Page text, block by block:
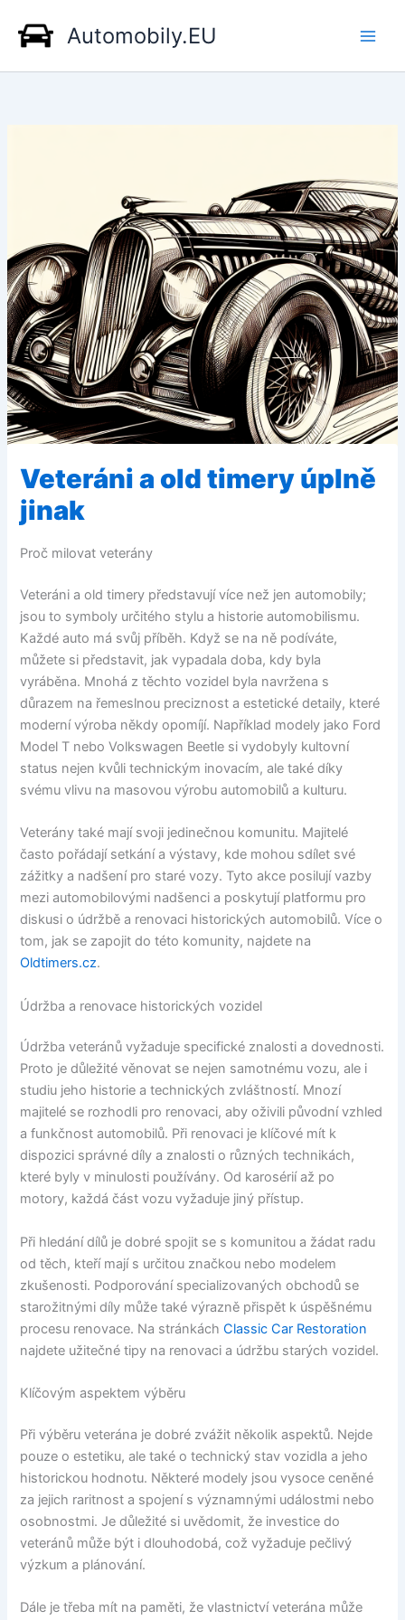
obsah
Automobily.EU
Veteráni a old timery úplně
jinak
Proč milovat veterány
Veteráni a old timery představují více než jen automobily;
jsou to symboly určitého stylu a historie automobilismu.
Každé auto má svůj příběh. Když se na ně podíváte,
můžete si představit, jak vypadala doba, kdy byla
vyráběna. Mnohá z těchto vozidel byla navržena s
důrazem na řemeslnou preciznost a estetické detaily, které
moderní výroba někdy opomíjí. Například modely jako Ford
Model T nebo Volkswagen Beetle si vydobyly kultovní
status nejen kvůli technickým inovacím, ale také díky
svému vlivu na masovou výrobu automobilů a kulturu.
Veterány také mají svoji jedinečnou komunitu. Majitelé
často pořádají setkání a výstavy, kde mohou sdílet své
zážitky a nadšení pro staré vozy. Tyto akce posilují vazby
mezi automobilovými nadšenci a poskytují platformu pro
diskusi o údržbě a renovaci historických automobilů. Více o
tom, jak se zapojit do této komunity, najdete na
Oldtimers.cz.
Údržba a renovace historických vozidel
Údržba veteránů vyžaduje specifické znalosti a dovednosti.
Proto je důležité věnovat se nejen samotnému vozu, ale i
studiu jeho historie a technických zvláštností. Mnozí
majitelé se rozhodli pro renovaci, aby oživili původní vzhled
a funkčnost automobilů. Při renovaci je klíčové mít k
dispozici správné díly a znalosti o různých technikách,
které byly v minulosti používány. Od karosérií až po
motory, každá část vozu vyžaduje jiný přístup.
Při hledání dílů je dobré spojit se s komunitou a žádat radu
od těch, kteří mají s určitou značkou nebo modelem
zkušenosti. Podporování specializovaných obchodů se
starožitnými díly může také výrazně přispět k úspěšnému
procesu renovace. Na stránkáchClassic Car Restoration
najdete užitečné tipy na renovaci a údržbu starých vozidel.
Klíčovým aspektem výběru
Při výběru veterána je dobré zvážit několik aspektů. Nejde
pouze o estetiku, ale také o technický stav vozidla a jeho
historickou hodnotu. Některé modely jsou vysoce ceněné
za jejich raritnost a spojení s významnými událostmi nebo
osobnostmi. Je důležité si uvědomit, že investice do
veteránů může být i dlouhodobá, což vyžaduje pečlivý
výzkum a plánování.
Dále je třeba mít na paměti, že vlastnictví veterána může